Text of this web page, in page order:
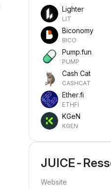
Lighter
LIT
Biconomy
BICO
Pump.fun
PUMP
Cash Cat
CASHCAT
Ether.fi
ETHFI
KGeN
KGEN
JUICE-
Website